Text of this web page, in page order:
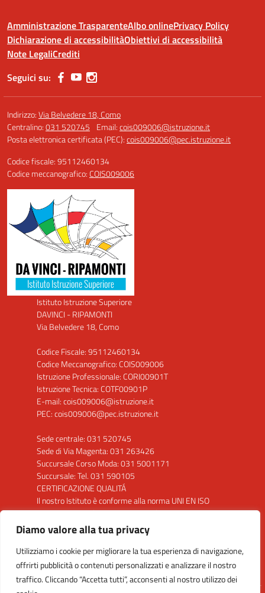
Diamo valore alla tua privacy
Utilizziamo i cookie per migliorare la tua esperienza di navigazione,
offrirti pubblicità o contenuti personalizzati e analizzare il nostro
traffico. Cliccando “Accetta tutti”, acconsenti al nostro utilizzo dei
Amministrazione TrasparenteAlbo onlinePrivacy Policy
Dichiarazione di accessibilitàObiettivi di accessibilità
Note LegaliCrediti
Seguici su:
Indirizzo:Via Belvedere 18, Como
Centralino:031 520745 Email:cois009006@istruzione.it
Posta elettronica certificata (PEC):cois009006@pec.istruzione.it
Codice fiscale: 95112460134
Codice meccanografico: COIS009006
Istituto Istruzione Superiore
DAVINCI - RIPAMONTI
Via Belvedere 18, Como
Codice Fiscale: 95112460134
Codice Meccanografico: COIS009006
Istruzione Professionale: CORI00901T
Istruzione Tecnica: COTF00901P
E-mail: cois009006@istruzione.it
PEC: cois009006@pec.istruzione.it
Sede centrale: 031 520745
Sede di Via Magenta: 031 263426
Succursale Corso Moda: 031 5001171
Succursale: Tel. 031 590105
CERTIFICAZIONE QUALITÁ
Il nostro Istituto è conforme alla norma UNI EN ISO
9001: 2015 per la seguente attività: "Progettazione
ed erogazione del servizio di istruzione secondaria di
secondo grado"
Clicca sul Logo per visualizzare il certificato